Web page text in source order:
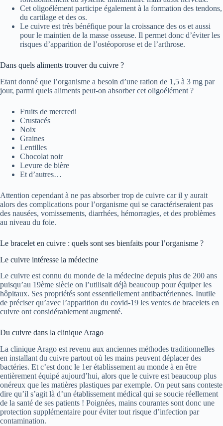
Cet oligoélément participe également à la formation des tendons,
du cartilage et des os.
Le cuivre est très bénéfique pour la croissance des os et aussi
pour le maintien de la masse osseuse. Il permet donc d’éviter les
risques d’apparition de l’ostéoporose et de l’arthrose.
Dans quels aliments trouver du cuivre ?
Etant donné que l’organisme a besoin d’une ration de 1,5 à 3 mg par
jour, parmi quels aliments peut-on absorber cet oligoélément ?
Fruits de mercredi
Crustacés
Noix
Graines
Lentilles
Chocolat noir
Levure de bière
Et d’autres…
Attention cependant à ne pas absorber trop de cuivre car il y aurait
alors des complications pour l’organisme qui se caractériseraient pas
des nausées, vomissements, diarrhées, hémorragies, et des problèmes
au niveau du foie.
Le bracelet en cuivre : quels sont ses bienfaits pour l’organisme ?
Le cuivre intéresse la médecine
Le cuivre est connu du monde de la médecine depuis plus de 200 ans
puisqu’au 19ème siècle on l’utilisait déjà beaucoup pour équiper les
hôpitaux. Ses propriétés sont essentiellement antibactériennes. Inutile
de préciser qu’avec l’apparition du covid-19 les ventes de bracelets en
cuivre ont considérablement augmenté.
Du cuivre dans la clinique Arago
La clinique Arago est revenu aux anciennes méthodes traditionnelles
en installant du cuivre partout où les mains peuvent déplacer des
bactéries. Et c’est donc le 1er établissement au monde à en être
entièrement équipé aujourd’hui, alors que le cuivre est beaucoup plus
onéreux que les matières plastiques par exemple. On peut sans conteste
dire qu’il s’agit là d’un établissement médical qui se soucie réellement
de la santé de ses patients ! Poignées, mains courantes sont donc une
protection supplémentaire pour éviter tout risque d’infection par
contamination.